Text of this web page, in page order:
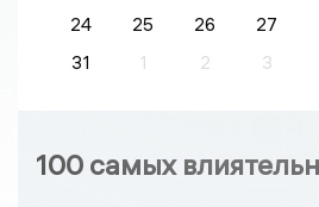
24
25 26 27
31
1 2 3
100 самых